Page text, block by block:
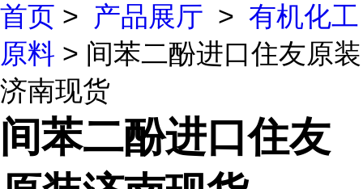
首页 > 产品展厅 > 有机化工
原料 > 间苯二酚进口住友原装
济南现货
间苯二酚进口住友